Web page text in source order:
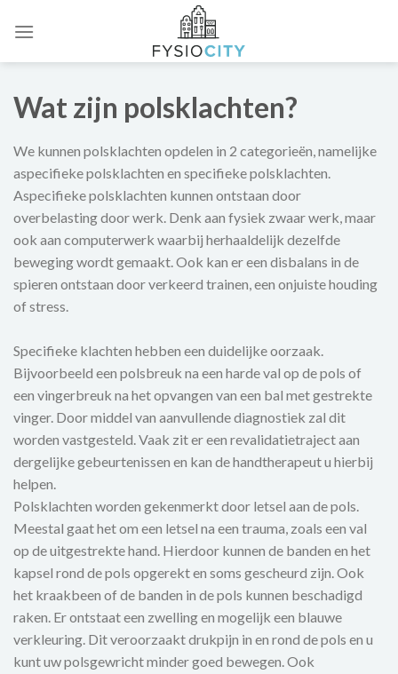
Wat zijn polsklachten?
We kunnen polsklachten opdelen in 2 categorieën, namelijke
aspecifieke polsklachten en specifieke polsklachten.
Aspecifieke polsklachten kunnen ontstaan door
overbelasting door werk. Denk aan fysiek zwaar werk, maar
ook aan computerwerk waarbij herhaaldelijk dezelfde
beweging wordt gemaakt. Ook kan er een disbalans in de
spieren ontstaan door verkeerd trainen, een onjuiste houding
of stress.
Specifieke klachten hebben een duidelijke oorzaak.
Bijvoorbeeld een polsbreuk na een harde val op de pols of
een vingerbreuk na het opvangen van een bal met gestrekte
vinger. Door middel van aanvullende diagnostiek zal dit
worden vastgesteld. Vaak zit er een revalidatietraject aan
dergelijke gebeurtenissen en kan de handtherapeut u hierbij
helpen.
Polsklachten worden gekenmerkt door letsel aan de pols.
Meestal gaat het om een letsel na een trauma, zoals een val
op de uitgestrekte hand. Hierdoor kunnen de banden en het
kapsel rond de pols opgerekt en soms gescheurd zijn. Ook
het kraakbeen of de banden in de pols kunnen beschadigd
raken. Er ontstaat een zwelling en mogelijk een blauwe
verkleuring. Dit veroorzaakt drukpijn in en rond de pols en u
kunt uw polsgewricht minder goed bewegen. Ook